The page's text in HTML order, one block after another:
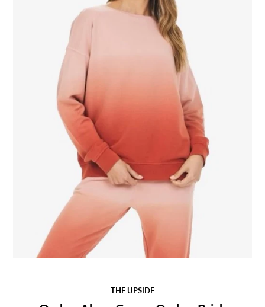
THE UPSIDE